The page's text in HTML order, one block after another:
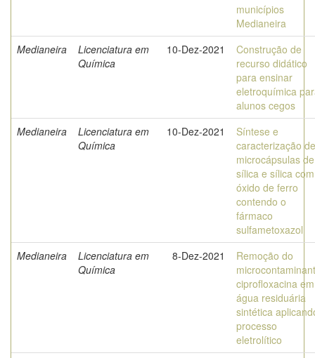
municípios
Medianeira
Medianeira
Licenciatura em
Química
10-Dez-2021
Construção de
recurso didático
para ensinar
eletroquímica
alunos cegos
Medianeira
Licenciatura em
Química
10-Dez-2021
Síntese e
caracterização de
microcápsulas de
sílica e sílica com
óxido de ferro
contendo o
fármaco
sulfametoxazol
Medianeira
Licenciatura em
Química
8-Dez-2021
Remoção do
ciprofloxacina em
água residuária
sintética
processo
eletrolítico